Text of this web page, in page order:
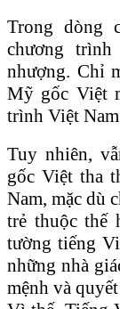
Trong dòng
chương
nhượng. Chỉ
Mỹ gốc Việt
trình Việt
Tuy nhiên,
gốc Việt tha
Nam, mặc dù
trẻ thuộc thế
tường tiếng
những nhà
mệnh và